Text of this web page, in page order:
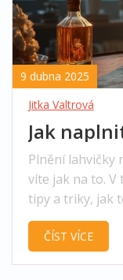
9 dubna 2025
Jitka Valtrová
Jak
Plnění lahvičky
víte jak na to.
tipy a triky, jak
nepořádku.
důležité mít
ČÍST VÍCE